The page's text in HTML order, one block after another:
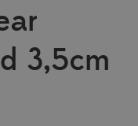
3,5cm